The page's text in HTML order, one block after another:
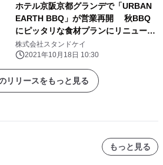
ホテル京阪京都グランデで「URBAN
EARTH BBQ」が営業再開 秋BBQ
にピッタリな食材プランにリニューア
ル
株式会社スタンドケイ
2021年10月18日 10:30
リリースをもっと見る
もっと見る